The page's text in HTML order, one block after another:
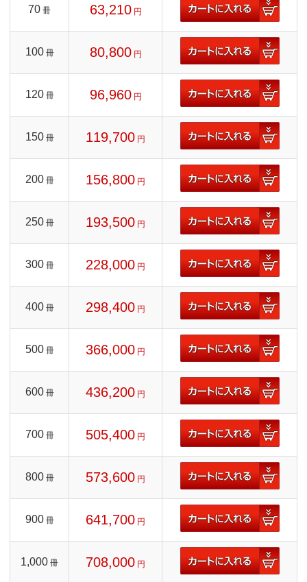
70 冊 63,210 円
100 冊 80,800 円
120 冊 96,960 円
150 冊 119,700 円
200 冊 156,800 円
250 冊 193,500 円
300 冊 228,000 円
400 冊 298,400 円
500 冊 366,000 円
600 冊 436,200 円
700 冊 505,400 円
800 冊 573,600 円
900 冊 641,700 円
1,000 冊 708,000 円